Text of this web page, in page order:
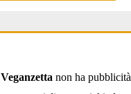
Veganzetta non ha pubblicità